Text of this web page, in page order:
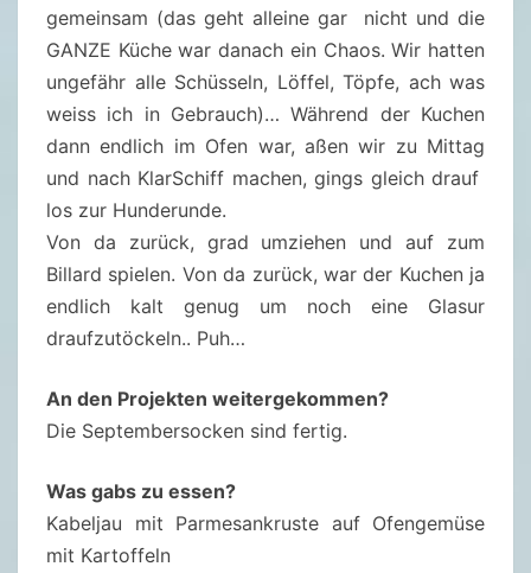
gemeinsam (das geht alleine gar nicht und die
GANZE Küche war danach ein Chaos. Wir hatten
ungefähr alle Schüsseln, Löffel, Töpfe, ach was
weiss ich in Gebrauch)… Während der Kuchen
dann endlich im Ofen war, aßen wir zu Mittag
und nach KlarSchiff machen, gings gleich drauf
los zur Hunderunde.
Von da zurück, grad umziehen und auf zum
Billard spielen. Von da zurück, war der Kuchen ja
endlich kalt genug um noch eine Glasur
draufzutöckeln.. Puh…
An den Projekten weitergekommen?
Die Septembersocken sind fertig.
Was gabs zu essen?
Kabeljau mit Parmesankruste auf Ofengemüse
mit Kartoffeln